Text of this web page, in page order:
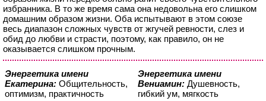
избранника. В то же время сама она недовольна его слишком
домашним образом жизни. Оба испытывают в этом союзе
весь диапазон сложных чувств от жгучей ревности, слез и
обид до любви и страсти, поэтому, как правило, он не
оказывается слишком прочным.
Энергетика имени
Екатерина: Общительность,
оптимизм, практичность
Энергетика имени
Вениамин: Душевность,
гибкий ум, мягкость